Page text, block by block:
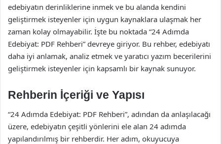
edebiyatın derinliklerine inmek ve bu alanda kendini
geliştirmek isteyenler için uygun kaynaklara ulaşmak her
zaman kolay olmayabilir. İşte bu noktada “24 Adımda
Edebiyat: PDF Rehberi” devreye giriyor. Bu rehber, edebiyatı
daha iyi anlamak, analiz etmek ve yaratıcı yazım becerilerini
geliştirmek isteyenler için kapsamlı bir kaynak sunuyor.
Rehberin İçeriği ve Yapısı
“24 Adımda Edebiyat: PDF Rehberi”, adından da anlaşılacağı
üzere, edebiyatın çeşitli yönlerini ele alan 24 adımda
yapılandırılmış bir rehberdir. Her adım, okuyucuya